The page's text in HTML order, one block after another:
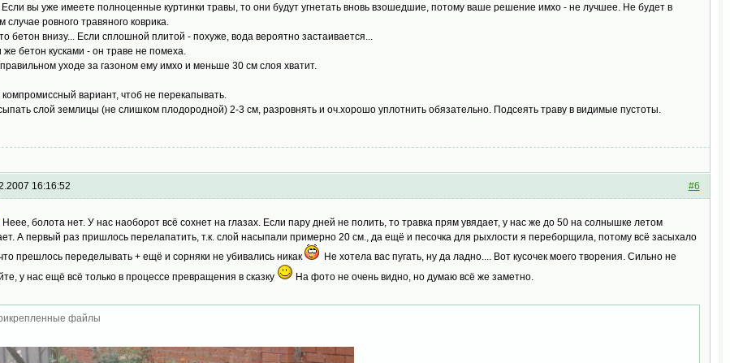
вы уже имеете полноценные куртинки травы, то они будут угнетать вновь взошедшие, потому ваше решение имхо - не лучшее. Не будет в
случае ровного травяного коврика.
бетон внизу... Если сплошной плитой - похуже, вода вероятно застаивается...
же бетон кусками - он траве не помеха.
уходе за газоном ему имхо и меньше 30 см слоя хватит.
компромиссный вариант, чтоб не перекапывать.
слой землицы (не слишком плодородной) 2-3 см, разровнять и оч.хорошо уплотнить обязательно. Подсеять траву в видимые пустоты.
#6
16:16:52
Неее, болота нет. У нас наоборот всё сохнет на глазах. Если пару дней не полить, то травка прям увядает, у нас же до 50 на солнышке летом
А первый раз пришлось перелапатить, т.к. слой насыпали примерно 20 см., да ещё и песочка для рыхлости я переборщила, потому всё засыхало
прешлось переделывать + ещё и сорняки не убивались никак
Не хотела вас пугать, ну да ладно.... Вот кусочек моего творения. Сильно не
у нас ещё всё только в процессе превращения в сказку
На фото не очень видно, но думаю всё же заметно.
файлы